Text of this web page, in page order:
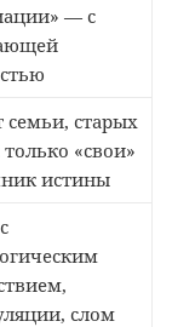
— с
семьи, старых
только «свои»
истины
слом